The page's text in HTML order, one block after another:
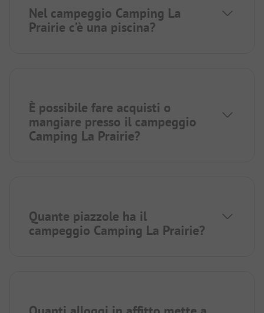
Nel campeggio Camping La
Prairie c’è una piscina?
È possibile fare acquisti o
mangiare presso il campeggio
Camping La Prairie?
Quante piazzole ha il
campeggio Camping La Prairie?